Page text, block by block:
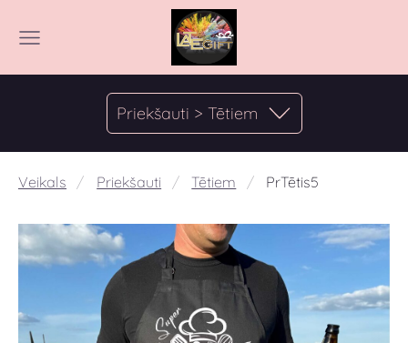
Priekšauti > Tētiem
Veikals Priekšauti Tētiem PrTētis5